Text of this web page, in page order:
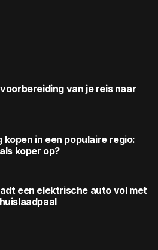
van je reis naar
kopen in een populaire regio:
koper op?
een elektrische auto vol met